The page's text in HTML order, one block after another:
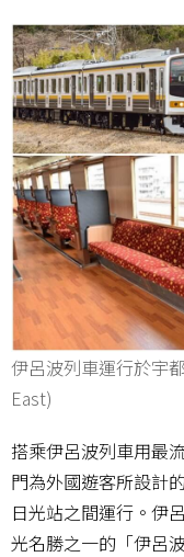
伊呂波列車運行於宇
East)
搭乘伊呂波列車用最
門為外國遊客所設計
日光站之間運行。伊
光名勝之一的「伊呂